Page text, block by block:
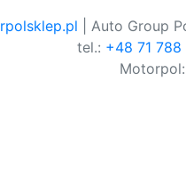
| Auto Group
tel.: +48 71 788
Motorpol: